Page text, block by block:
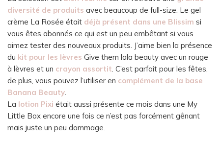
diversité de produits avec beaucoup de full-size. Le gel
crème La Rosée était déjà présent dans une Blissim si
vous êtes abonnés ce qui est un peu embêtant si vous
aimez tester des nouveaux produits. J’aime bien la présence
du kit pour les lèvres Give them lala beauty avec un rouge
à lèvres et un crayon assortit . C’est parfait pour les fêtes,
de plus, vous pouvez l’utiliser en complément de la base
Banana Beauty
La lotion Pixi était aussi présente ce mois dans une My
Little Box encore une fois ce n’est pas forcément gênant
mais juste un peu dommage.